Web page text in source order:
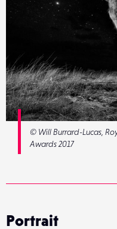
© Will Burrard-Lucas,
Awards 2017
Portrait